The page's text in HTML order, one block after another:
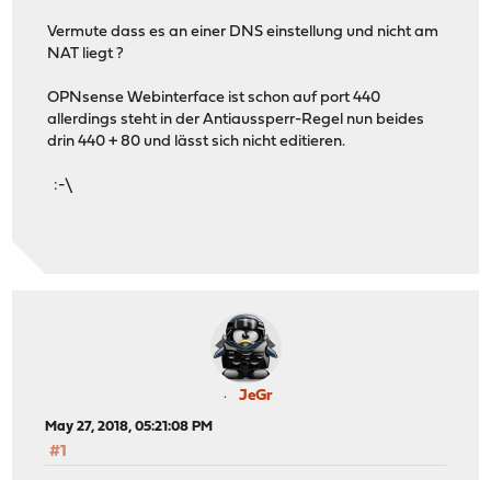
Vermute dass es an einer DNS einstellung und nicht am
NAT liegt ?
OPNsense Webinterface ist schon auf port 440
allerdings steht in der Antiaussperr-Regel nun beides
drin 440 + 80 und lässt sich nicht editieren.
:-\
JeGr
May 27, 2018, 05:21:08 PM
#1